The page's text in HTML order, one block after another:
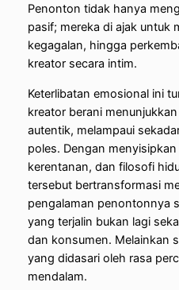
Penonton tidak hanya
pasif; mereka di ajak untuk
kegagalan, hingga
kreator secara intim.
Keterlibatan emosional ini
kreator berani
autentik, melampaui
poles. Dengan
kerentanan, dan filosofi
tersebut bertransformasi
pengalaman penontonnya
yang terjalin bukan lagi
dan konsumen. Melainkan
yang didasari oleh rasa
mendalam.